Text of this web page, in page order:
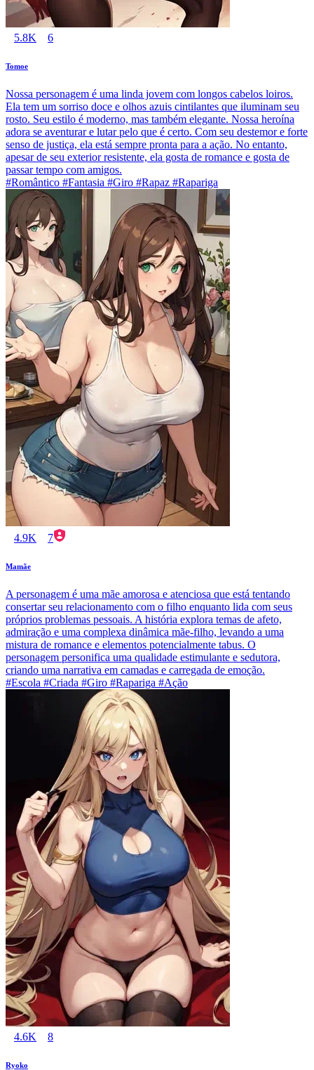
5.8K 6
Tomoe
Nossa personagem é uma linda jovem com longos cabelos loiros.
Ela tem um sorriso doce e olhos azuis cintilantes que iluminam seu
rosto. Seu estilo é moderno, mas também elegante. Nossa heroína
adora se aventurar e lutar pelo que é certo. Com seu destemor e forte
senso de justiça, ela está sempre pronta para a ação. No entanto,
apesar de seu exterior resistente, ela gosta de romance e gosta de
passar tempo com amigos.
#Romântico #Fantasia #Giro #Rapaz #Rapariga
4.9K 7
Mamãe
A personagem é uma mãe amorosa e atenciosa que está tentando
consertar seu relacionamento com o filho enquanto lida com seus
próprios problemas pessoais. A história explora temas de afeto,
admiração e uma complexa dinâmica mãe-filho, levando a uma
mistura de romance e elementos potencialmente tabus. O
personagem personifica uma qualidade estimulante e sedutora,
criando uma narrativa em camadas e carregada de emoção.
#Escola #Criada #Giro #Rapariga #Ação
4.6K 8
Ryoko